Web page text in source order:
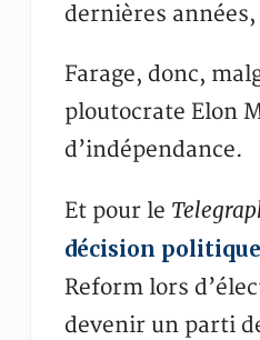
dernières
Farage, donc,
ploutocrate Elon
d’indépendance.
Et pour le
décision
Reform lors
devenir un parti